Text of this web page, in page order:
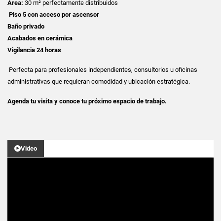
Área: 30 m² perfectamente distribuidos
Piso 5 con acceso por ascensor
Baño privado
Acabados en cerámica
Vigilancia 24 horas
Perfecta para profesionales independientes, consultorios u oficinas
administrativas que requieran comodidad y ubicación estratégica.
Agenda tu visita y conoce tu próximo espacio de trabajo.
Video